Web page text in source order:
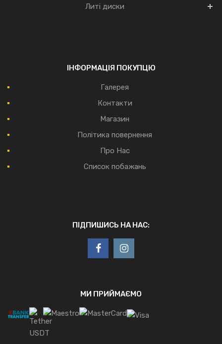
Литі диски
ІНФОРМАЦІЯ ПОКУПЦЮ
Галерея
Контакти
Магазин
Політика повернення
Про Нас
Список побажань
ПІДПИШИСЬ НА НАС:
МИ ПРИЙМАЄМО